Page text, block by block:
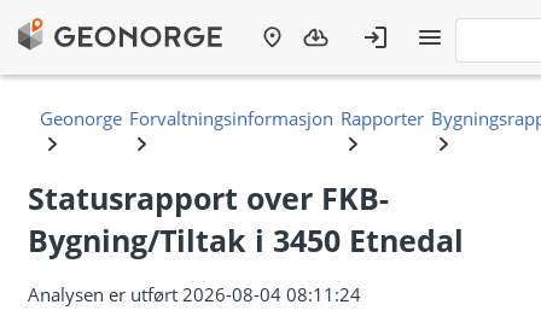
Statusrapport over FKB-
Bygning/Tiltak i 3450 Etnedal
Analysen er utført 2026-08-04 08:11:24